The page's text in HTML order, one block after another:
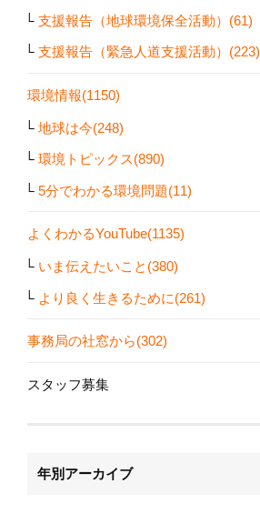
支援報告（地球環境保全活動）(61)
支援報告（緊急人道支援活動）(223)
環境情報(1150)
地球は今(248)
環境トピックス(890)
5分でわかる環境問題(11)
よくわかるYouTube(1135)
いま伝えたいこと(380)
より良く生きるために(261)
事務局の社窓から(302)
スタッフ募集
年別アーカイブ